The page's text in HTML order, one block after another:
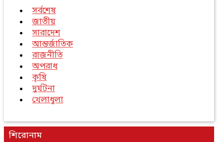
সর্বশেষ
জাতীয়
সারাদেশ
আন্তর্জাতিক
রাজনীতি
অপরাধ
কৃষি
দুর্ঘটনা
খেলাধুলা
শিরোনাম